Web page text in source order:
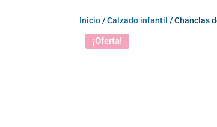
Inicio/Calzado infantil / Chanclas
¡Oferta!